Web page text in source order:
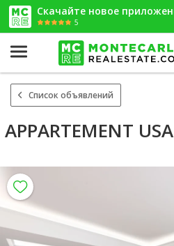
Скачайте новое
5
Список объявлений
APPARTEMENT